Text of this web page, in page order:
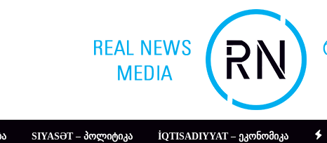
SIYASƏT – ᲞᲝᲚᲘᲢᲘᲙᲐ İQTISADIYYAT – ᲔᲙᲝᲜᲝᲛᲘᲙᲐ